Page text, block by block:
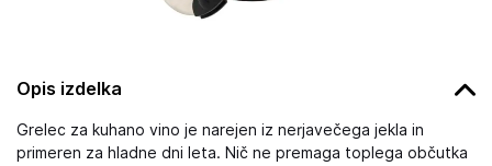
Opis izdelka
Grelec za kuhano vino je narejen iz nerjavečega jekla in
primeren za hladne dni leta. Nič ne premaga toplega občutka